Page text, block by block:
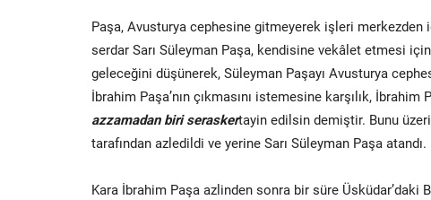
Paşa, Avusturya cephesine gitmeyerek işleri
serdar Sarı Süleyman Paşa, kendisine vekâlet etmesi
geleceğini düşünerek, Süleyman Paşayı Avusturya
İbrahim Paşa’nın çıkmasını istemesine karşılık, İbrahim
azzamadan biri seraskertayin edilsin demiştir. Bunu
tarafından azledildi ve yerine Sarı Süleyman Paşa atandı.
Kara İbrahim Paşa azlinden sonra bir süre Üsküdar’daki